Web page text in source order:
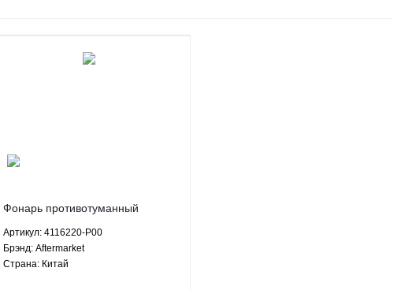
Фонарь противотуманный
2351 - 4116220-P00 Aftermarket
Артикул: 4116220-P00
Брэнд: Aftermarket
Страна: Китай